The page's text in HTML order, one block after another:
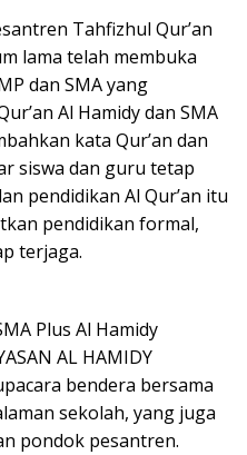
Tahfizhul Qur’an
lama telah membuka
dan SMA yang
Al Hamidy dan SMA
kata Qur’an dan
siswa dan guru tetap
pendidikan Al Qur’an itu
pendidikan formal,
terjaga.
Plus Al Hamidy
AL HAMIDY
bendera bersama
sekolah, yang juga
pondok pesantren.